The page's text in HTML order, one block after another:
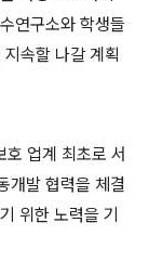
연구소와 학생들
속할 나갈 계획
업계 최초로 서
개발 협력을 체결
위한 노력을 기